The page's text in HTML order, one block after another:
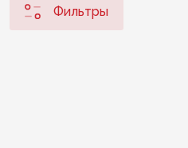
Фильтры